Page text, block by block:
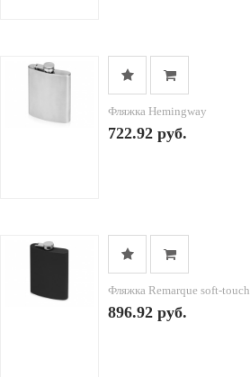
Фляжка Hemingway
722.92 руб.
Фляжка Remarque soft-touch
896.92 руб.